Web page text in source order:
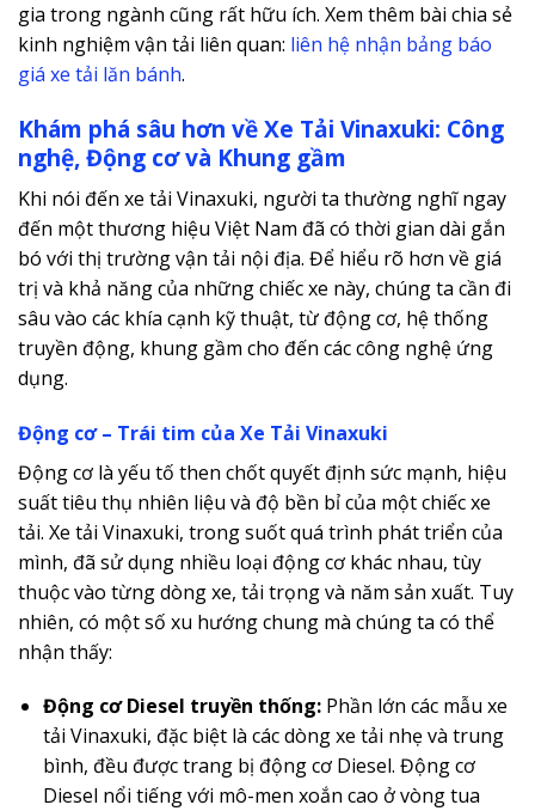
gia trong ngành cũng rất hữu ích. Xem thêm bài chia sẻ
kinh nghiệm vận tải liên quan: liên hệ nhận bảng báo
giá xe tải lăn bánh.
Khám phá sâu hơn về Xe Tải Vinaxuki: Công
nghệ, Động cơ và Khung gầm
Khi nói đến xe tải Vinaxuki, người ta thường nghĩ ngay
đến một thương hiệu Việt Nam đã có thời gian dài gắn
bó với thị trường vận tải nội địa. Để hiểu rõ hơn về giá
trị và khả năng của những chiếc xe này, chúng ta cần đi
sâu vào các khía cạnh kỹ thuật, từ động cơ, hệ thống
truyền động, khung gầm cho đến các công nghệ ứng
dụng.
Động cơ – Trái tim của Xe Tải Vinaxuki
Động cơ là yếu tố then chốt quyết định sức mạnh, hiệu
suất tiêu thụ nhiên liệu và độ bền bỉ của một chiếc xe
tải. Xe tải Vinaxuki, trong suốt quá trình phát triển của
mình, đã sử dụng nhiều loại động cơ khác nhau, tùy
thuộc vào từng dòng xe, tải trọng và năm sản xuất. Tuy
nhiên, có một số xu hướng chung mà chúng ta có thể
nhận thấy:
Động cơ Diesel truyền thống:Phần lớn các mẫu xe
tải Vinaxuki, đặc biệt là các dòng xe tải nhẹ và trung
bình, đều được trang bị động cơ Diesel. Động cơ
Diesel nổi tiếng với mô-men xoắn cao ở vòng tua